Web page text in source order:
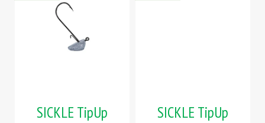
SICKLE TipUp
SICKLE TipUp